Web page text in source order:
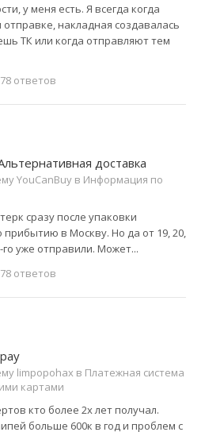
у меня есть. Я всегда когда
накладная создавалась
ТК или когда отправляют тем
ответов
доставка
YouCanBuy в Информация по
сразу после упаковки
прибытию в Москву. Но да от 19, 20,
уже отправили. Может...
ответов
limpopohax в Платежная система
картами
кто более 2х лет получал.
больше 600к в год и проблем с